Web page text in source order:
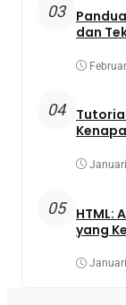
03
dan
04
05
HTML:
yang